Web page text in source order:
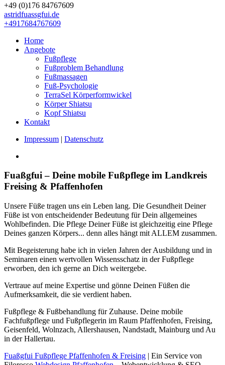
+49 (0)176 84767609
astridfuassgfui.de
+4917684767609
Home
Angebote
Fußpflege
Fußproblem Behandlung
Fußmassagen
Fuß-Psychologie
TerraSel Körperformwickel
Körper Shiatsu
Kopf Shiatsu
Kontakt
Impressum | Datenschutz
Fuaßgfui – Deine mobile Fußpflege im Landkreis
Freising & Pfaffenhofen
Unsere Füße tragen uns ein Leben lang. Die Gesundheit Deiner
Füße ist von entscheidender Bedeutung für Dein allgemeines
Wohlbefinden. Die Pflege Deiner Füße ist gleichzeitig eine Pflege
Deines ganzen Körpers... denn alles hängt mit ALLEM zusammen.
Mit Begeisterung habe ich in vielen Jahren der Ausbildung und in
Seminaren einen wertvollen Wissensschatz in der Fußpflege
erworben, den ich gerne an Dich weitergebe.
Vertraue auf meine Expertise und gönne Deinen Füßen die
Aufmerksamkeit, die sie verdient haben.
Fußpflege & Fußbehandlung für Zuhause. Deine mobile
Fachfußpflege und Fußpflegerin im Raum Pfaffenhofen, Freising,
Geisenfeld, Wolnzach, Allershausen, Nandstadt, Mainburg und Au
in der Hallertau.
Fuaßgfui Fußpflege Pfaffenhofen & Freising | Ein Service von